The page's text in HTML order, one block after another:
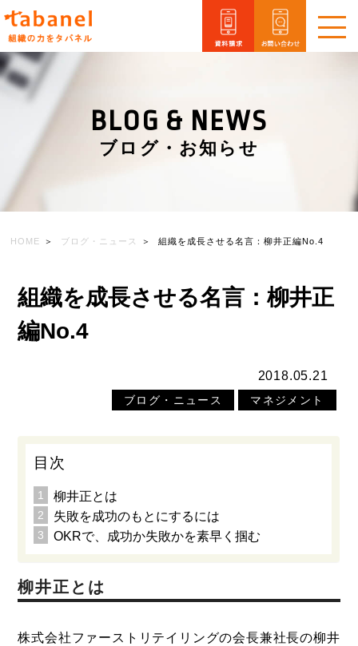
メ
ニ
BLOG & NEWS
ブログ・お知らせ
HOME ブログ・ニュース 組織を成長させる名言：柳井正編No.4
組織を成長させる名言：柳井正
編No.4
2018.05.21
ブログ・ニュース マネジメント
目次
柳井正とは
失敗を成功のもとにするには
OKRで、成功か失敗かを素早く掴む
柳井正とは
株式会社ファーストリテイリングの会長兼社長の柳井